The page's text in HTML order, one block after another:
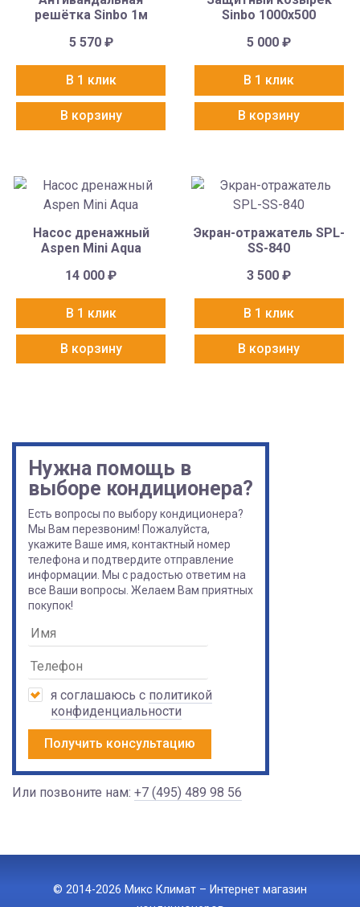
решётка Sinbo 1м
5 570 ₽
В 1 клик
В корзину
Sinbo 1000х500
5 000₽
В 1 клик
В корзину
Насос дренажный
Aspen Mini Aqua
14 000₽
В 1 клик
В корзину
Экран-отражатель SPL-
SS-840
3 500₽
В 1 клик
В корзину
Нужна помощь в
выборе кондиционера?
Есть вопросы по выбору кондиционера?
Мы Вам перезвоним! Пожалуйста,
укажите Ваше имя, контактный номер
телефона и подтвердите отправление
информации. Мы с радостью ответим на
все Ваши вопросы. Желаем Вам приятных
покупок!
я соглашаюсь с политикой
конфиденциальности
Получить консультацию
Или позвоните нам: +7 (495) 489 98 56
© 2014-2026 Микс Климат – Интернет магазин